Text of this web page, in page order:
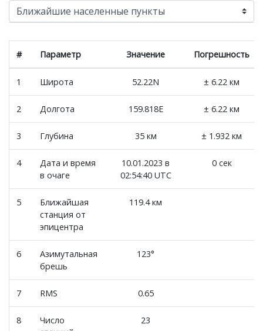
# Параметр Значение Погрешность
1 Широта 52.22N ± 6.22 км
2 Долгота 159.818E ± 6.22 км
3 Глубина 35 км ± 1.932 км
4
Дата и время
в очаге
10.01.2023 в
02:54:40 UTC
0 сек
5
Ближайшая
станция от
эпицентра
119.4 км
6
Азимутальная
брешь
123°
7 RMS 0.65
8
Число
23